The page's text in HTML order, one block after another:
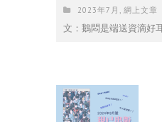
2023年7月 網上文章
文：鵝悶是端送資滴好